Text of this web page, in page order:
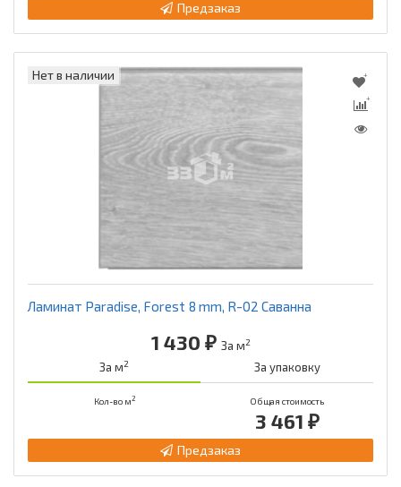
Предзаказ
Нет в наличии
Ламинат Paradise, Forest 8 mm, R-02 Саванна
1 430 ₽ За м2
За м2 За упаковку
Кол-во м2 Общая стоимость
3 461 ₽
Предзаказ